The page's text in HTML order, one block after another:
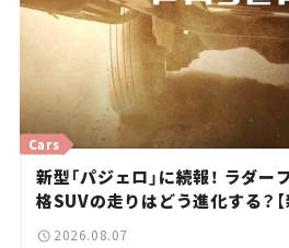
新型「パジェロ」に続報！ ラダ
格SUVの走りはどう進化する？【
Cars
2026.08.07